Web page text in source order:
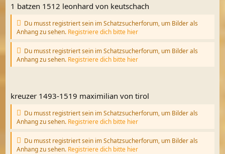
1 batzen 1512 leonhard von keutschach
Du musst registriert sein im Schatzsucherforum, um Bilder als
Anhang zu sehen. Registriere dich bitte hier
Du musst registriert sein im Schatzsucherforum, um Bilder als
Anhang zu sehen. Registriere dich bitte hier
kreuzer 1493-1519 maximilian von tirol
Du musst registriert sein im Schatzsucherforum, um Bilder als
Anhang zu sehen. Registriere dich bitte hier
Du musst registriert sein im Schatzsucherforum, um Bilder als
Anhang zu sehen. Registriere dich bitte hier